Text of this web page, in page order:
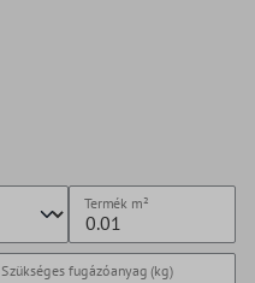
Termék m²
Szükséges fugázóanyag (kg)